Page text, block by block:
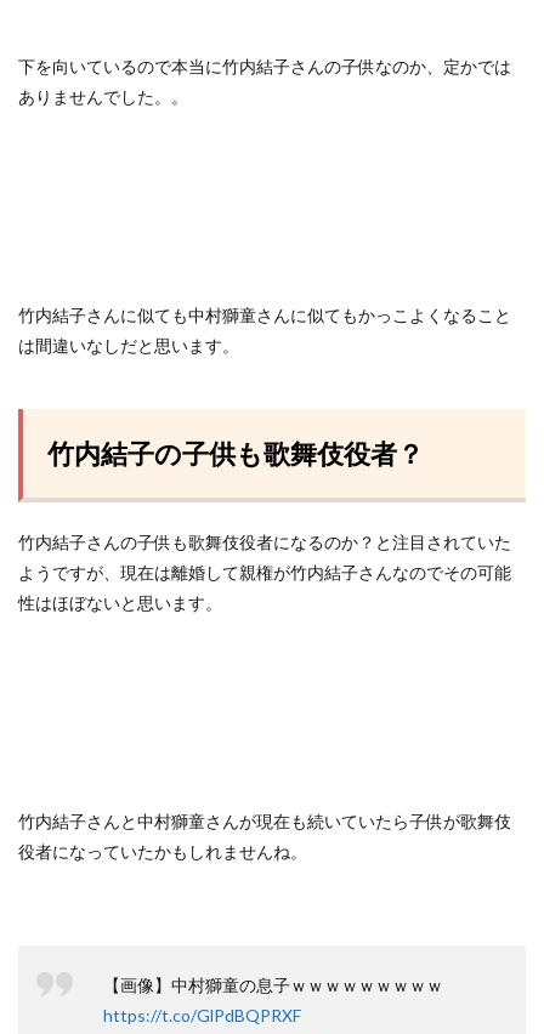
下を向いているので本当に竹内結子さんの子供なのか、定かでは
ありませんでした。。
竹内結子さんに似ても中村獅童さんに似てもかっこよくなること
は間違いなしだと思います。
竹内結子の子供も歌舞伎役者？
竹内結子さんの子供も歌舞伎役者になるのか？と注目されていた
ようですが、現在は離婚して親権が竹内結子さんなのでその可能
性はほぼないと思います。
竹内結子さんと中村獅童さんが現在も続いていたら子供が歌舞伎
役者になっていたかもしれませんね。
【画像】中村獅童の息子ｗｗｗｗｗｗｗｗｗ
https://t.co/GlPdBQPRXF